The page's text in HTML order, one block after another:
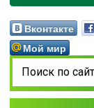
Вконтакте
Мой мир